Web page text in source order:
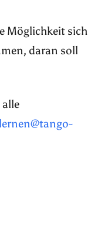
Möglichkeit sich
daran soll
lernen@tango-